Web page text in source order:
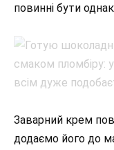
повинні бути
Заварний крем
додаємо його до